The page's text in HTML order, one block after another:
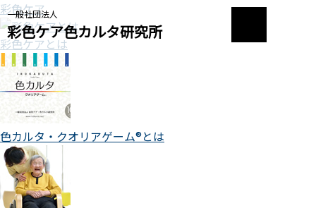
一般社団法人
彩色ケア色カルタ研究所
彩色ケア
彩色ケアとは
色カルタ・クオリアゲーム®とは